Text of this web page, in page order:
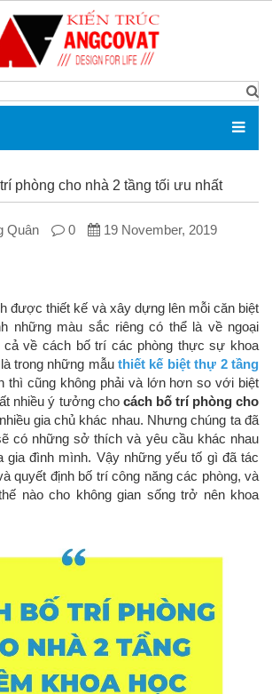
phòng cho nhà 2 tầng tối ưu nhất
Quân 0
19 November, 2019
được thiết kế và xây dựng lên mỗi căn biệt
những màu sắc riêng có thể là về ngoại
cả về cách bố trí các phòng thực sự khoa
trong những mẫuthiết kế biệt thự 2 tầng
thì cũng không phải và lớn hơn so với biệt
nhiều ý tưởng cho cách bố trí phòng cho
gia chủ khác nhau. Nhưng chúng ta đã
có những sở thích và yêu cầu khác nhau
gia đình mình. Vậy những yếu tố gì đã tác
quyết định bố trí công năng các phòng, và
nào cho không gian sống trở nên khoa